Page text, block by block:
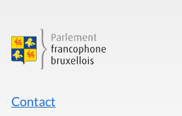
Contact